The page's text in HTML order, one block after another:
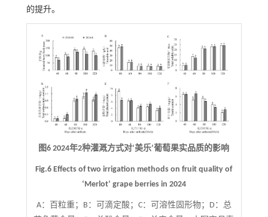
的提升。
图6 2024年2种灌溉方式对‘美乐’葡萄果实品质的影响
Fig.6 Effects of two irrigation methods on fruit quality of
‘Merlot’ grape berries in 2024
A：百粒重；B：可滴定酸；C：可溶性固形物；D：总